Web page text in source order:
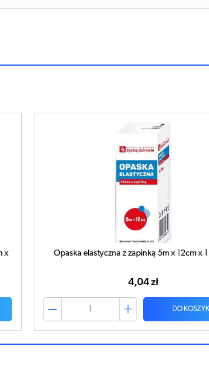
x
Opaska elastyczna z zapinką 5m x 12cm x
4,04 zł
DO